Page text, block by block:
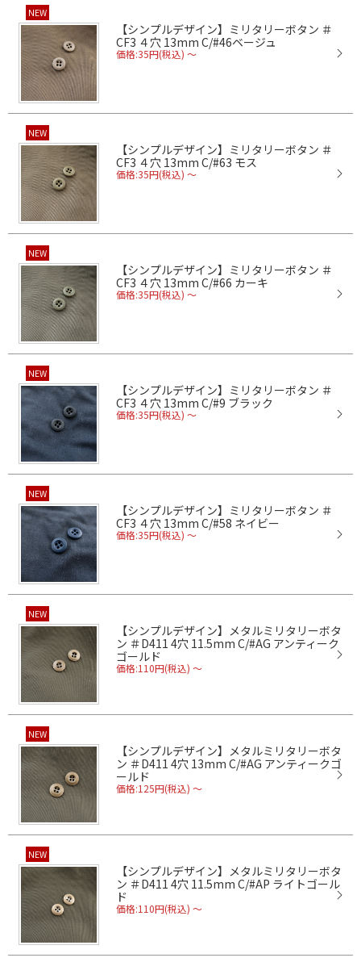
NEW
【シンプルデザイン】ミリタリーボタン ＃
CF3 ４穴 13mm C/#46ベージュ
価格:35円(税込) ～
NEW
【シンプルデザイン】ミリタリーボタン ＃
CF3 ４穴 13mm C/#63 モス
価格:35円(税込) ～
NEW
【シンプルデザイン】ミリタリーボタン ＃
CF3 ４穴 13mm C/#66 カーキ
価格:35円(税込) ～
NEW
【シンプルデザイン】ミリタリーボタン ＃
CF3 ４穴 13mm C/#9 ブラック
価格:35円(税込) ～
NEW
【シンプルデザイン】ミリタリーボタン ＃
CF3 ４穴 13mm C/#58 ネイビー
価格:35円(税込) ～
NEW
【シンプルデザイン】メタルミリタリーボタ
ン ＃D411 4穴 11.5mm C/#AG アンティーク
ゴールド
価格:110円(税込) ～
NEW
【シンプルデザイン】メタルミリタリーボタ
ン ＃D411 4穴 13mm C/#AG アンティークゴ
ールド
価格:125円(税込) ～
NEW
【シンプルデザイン】メタルミリタリーボタ
ン ＃D411 4穴 11.5mm C/#AP ライトゴール
ド
価格:110円(税込) ～